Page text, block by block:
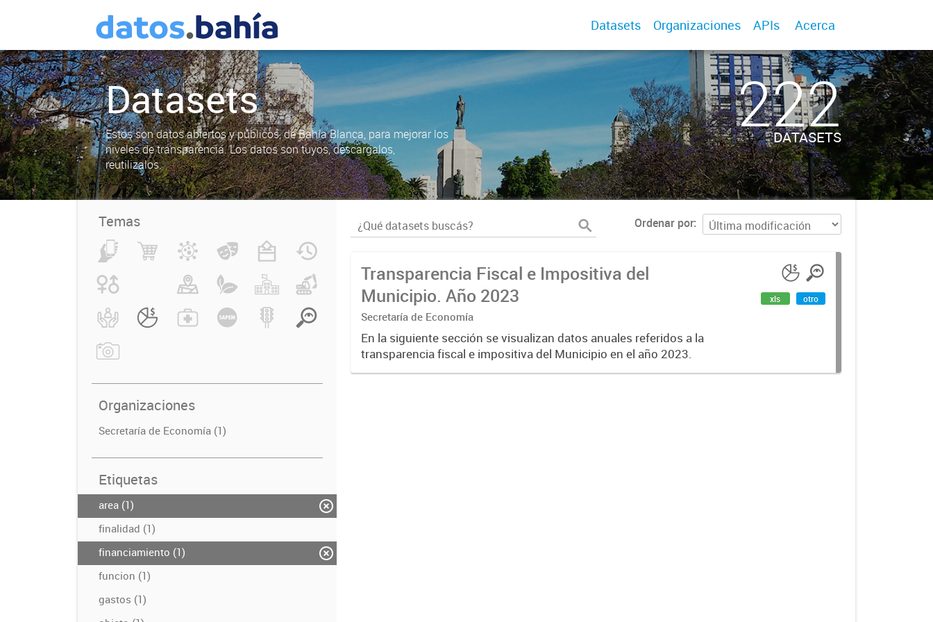
Datasets Organizaciones APIs Acerca
Datasets
Estos son datos abiertos y públicos, de Bahía Blanca, para mejorar los
niveles de transparencia. Los datos son tuyos, descargalos,
reutilizalos.
222
DATASETS
Temas
Organizaciones
Secretaría de Economía (1)
Etiquetas
area (1)
finalidad (1)
financiamiento (1)
funcion (1)
gastos (1)
Ordenar por
Transparencia Fiscal e Impositiva del
Municipio. Año 2023
Secretaría de Economía
En la siguiente sección se visualizan datos anuales referidos a la
transparencia fiscal e impositiva del Municipio en el año 2023.
xls otro